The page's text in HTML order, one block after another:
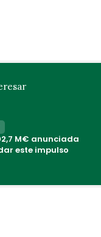
M€ anunciada
este impulso